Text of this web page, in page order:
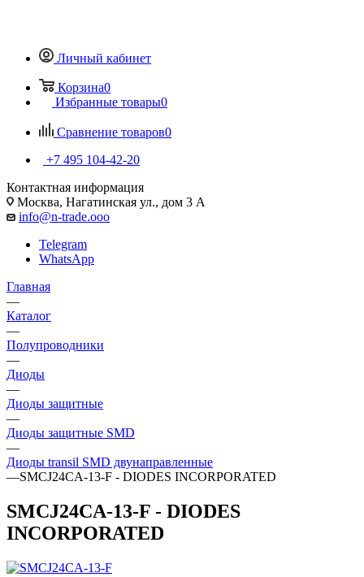
Личный кабинет
Корзина0
Избранные товары0
Сравнение товаров0
+7 495 104-42-20
Контактная информация
Москва, Нагатинская ул., дом 3 А
info@n-trade.ooo
Telegram
WhatsApp
Главная
—
Каталог
—
Полупроводники
—
Диоды
—
Диоды защитные
—
Диоды защитные SMD
—
Диоды transil SMD двунаправленные
—SMCJ24CA-13-F - DIODES INCORPORATED
SMCJ24CA-13-F - DIODES
INCORPORATED